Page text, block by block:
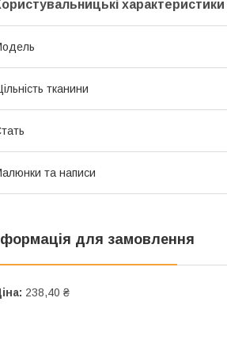
характеристики
тканини
та написи
для замовлення
238,40 ₴